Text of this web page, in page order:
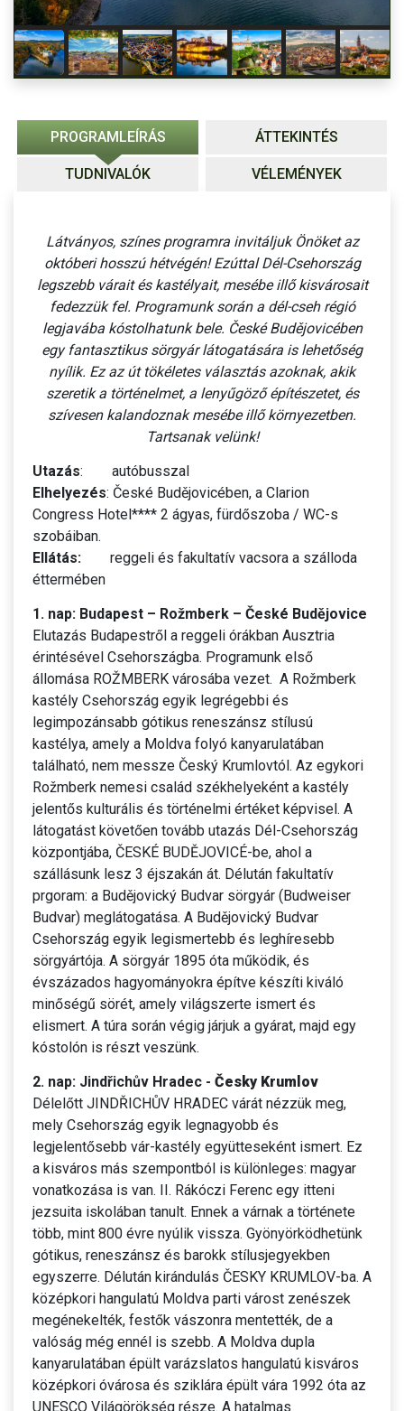
PROGRAMLEÍRÁS ÁTTEKINTÉS
TUDNIVALÓK VÉLEMÉNYEK
Látványos, színes programra invitáljuk Önöket az
októberi hosszú hétvégén! Ezúttal Dél-Csehország
legszebb várait és kastélyait, mesébe illő kisvárosait
fedezzük fel. Programunk során a dél-cseh régió
legjavába kóstolhatunk bele. České Budějovicében
egy fantasztikus sörgyár látogatására is lehetőség
nyílik. Ez az út tökéletes választás azoknak, akik
szeretik a történelmet, a lenyűgöző építészetet, és
szívesen kalandoznak mesébe illő környezetben.
Tartsanak velünk!
Utazás: autóbusszal
Elhelyezés: České Budějovicében, a Clarion
Congress Hotel**** 2 ágyas, fürdőszoba / WC-s
szobáiban.
Ellátás:
reggeli és fakultatív vacsora a szálloda
éttermében
1. nap: Budapest – Rožmberk – České Budějovice
Elutazás Budapestről a reggeli órákban Ausztria
érintésével Csehországba. Programunk első
állomása ROŽMBERK városába vezet. A Rožmberk
kastély Csehország egyik legrégebbi és
legimpozánsabb gótikus reneszánsz stílusú
kastélya, amely a Moldva folyó kanyarulatában
található, nem messze Český Krumlovtól. Az egykori
Rožmberk nemesi család székhelyeként a kastély
jelentős kulturális és történelmi értéket képvisel. A
látogatást követően tovább utazás Dél-Csehország
központjába, ČESKÉ BUDĚJOVICÉ-be, ahol a
szállásunk lesz 3 éjszakán át. Délután fakultatív
prgoram: a Budějovický Budvar sörgyár (Budweiser
Budvar) meglátogatása. A Budějovický Budvar
Csehország egyik legismertebb és leghíresebb
sörgyártója. A sörgyár 1895 óta működik, és
évszázados hagyományokra építve készíti kiváló
minőségű sörét, amely világszerte ismert és
elismert. A túra során végig járjuk a gyárat, majd egy
kóstolón is részt veszünk.
2. nap: Jindřichův Hradec - Česky Krumlov
Délelőtt JINDŘICHŮV HRADEC várát nézzük meg,
mely Csehország egyik legnagyobb és
legjelentősebb vár-kastély együtteseként ismert. Ez
a kisváros más szempontból is különleges: magyar
vonatkozása is van. II. Rákóczi Ferenc egy itteni
jezsuita iskolában tanult. Ennek a várnak a története
több, mint 800 évre nyúlik vissza. Gyönyörködhetünk
gótikus, reneszánsz és barokk stílusjegyekben
egyszerre. Délután kirándulás ČESKY KRUMLOV-ba. A
középkori hangulatú Moldva parti várost zenészek
megénekelték, festők vászonra mentették, de a
valóság még ennél is szebb. A Moldva dupla
kanyarulatában épült varázslatos hangulatú kisváros
középkori óvárosa és sziklára épült vára 1992 óta az
UNESCO Világörökség része. A hatalmas